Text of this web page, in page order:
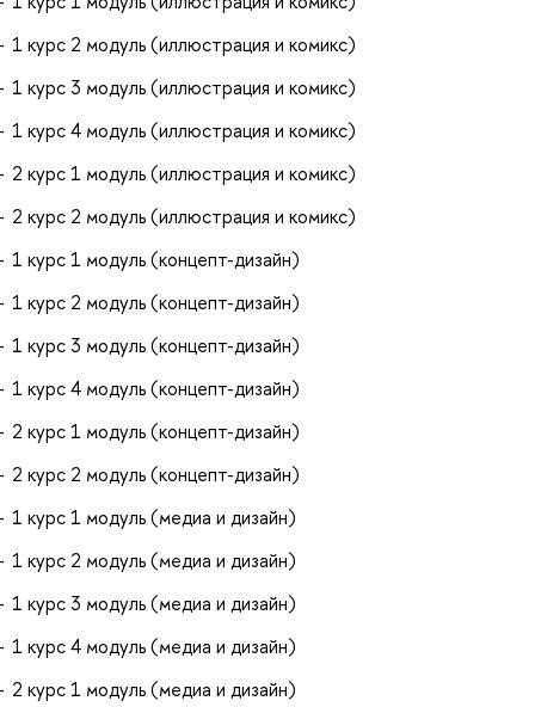
1 курс 2 модуль (иллюстрация и комикс)
1 курс 3 модуль (иллюстрация и комикс)
1 курс 4 модуль (иллюстрация и комикс)
2 курс 1 модуль (иллюстрация и комикс)
2 курс 2 модуль (иллюстрация и комикс)
1 курс 1 модуль (концепт-дизайн)
1 курс 2 модуль (концепт-дизайн)
1 курс 3 модуль (концепт-дизайн)
1 курс 4 модуль (концепт-дизайн)
2 курс 1 модуль (концепт-дизайн)
2 курс 2 модуль (концепт-дизайн)
1 курс 1 модуль (медиа и дизайн)
1 курс 2 модуль (медиа и дизайн)
1 курс 3 модуль (медиа и дизайн)
1 курс 4 модуль (медиа и дизайн)
2 курс 1 модуль (медиа и дизайн)